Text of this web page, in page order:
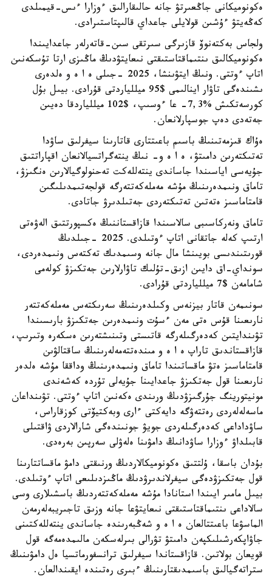
ەكونوميكانى جاڭعىرتۋ جانە حالىقارالىق ءوزارا ءىس-قيمىلدى
كەڭەيتۋ ءۇشىن قولايلى جاعداي قالىپتاستىرادى.
ولجاس بەكتەنوۆ قازىرگى سىرتقى سىن-قاتەرلەر جاعدايىندا
ەكونوميكالىق ىنتىماقتاستىقتى نىعايتۋدىڭ ماڭىزى ارتا تۇسكەنىن
اتاپ ءوتتى. ونىڭ ايتۋىنشا، 2025 -جىلى ە ا ە و ەلدەرى
ىشىندەگى تاۋار اينالىمى $95 ميللياردتى قۇرادى. بيىل بۇل
كورسەتكىش %7,3- عا ءوسىپ، $102 ميللياردقا دەيىن
جەتەدى دەپ جوسپارلانعان.
ەۇاك قىزمەتىنىڭ باسىم باعىتتارى قاتارىنا سيفرلىق ساۋدا
تەتىكتەرىن دامىتۋ، ە ا ە و- نىڭ ينتەگراتسيالانعان اقپاراتتىق
جۇيەسى اياسىندا جاساندى ينتەللەكت تەحنولوگيالارىن ەنگىزۋ،
تاماق ونىمدەرىنىڭ مۇشە مەملەكەتتەرگە قولجەتىمدىلىگىن
قامتاماسىز ەتەتىن تەتىكتەردى جەتىلدىرۋ جاتادى.
تاماق ونەركاسىبى سالاسىندا قازاقستاننىڭ ەكسپورتتىق الەۋەتى
ارتىپ كەلە جاتقانى اتاپ ءوتىلدى. 2025 -جىلدىڭ
قورىتىندىسى بويىنشا مال جانە وسىمدىك تەكتەس ونىمدەردى،
سونداي-اق دايىن ازىق-تۇلىك تاۋارلارىن جەتكىزۋ كولەمى
شامامەن $7 ميللياردتى قۇرادى.
سونىمەن قاتار بيزنەس وكىلدەرىنىڭ سەرىكتەس مەملەكەتتەر
نارىعىنا قۇس ەتى مەن ءسۇت ونىمدەرىن جەتكىزۋ بارىسىندا
تۋىندايتىن كەدەرگىلەرگە قاتىستى وتىنىشتەرىن ەسكەرە وتىرىپ،
قازاقستاندىق تاراپ ە ا ە و مىندەتتەمەلەرىنىڭ ساقتالۋىن
قامتاماسىز ەتۋ ماقساتىندا تاماق ونىمدەرىنىڭ وداققا مۇشە ەلدەر
نارىعىنا قول جەتكىزۋ جاعدايىنا جۇيەلى تۇردە كەشەندى
مونيتورينگ جۇرگىزۋدىڭ ورىندى ەكەنىن اتاپ ءوتتى. تۋىنداعان
ماسەلەلەردى رەتتەۋگە دايەكتى ءارى وبەكتيۆتى كوزقاراس،
ساۋداداعى كەدەرگىلەردى جويۋ جونىندەگى شارالاردى ۋاقتىلى
قابىلداۋ ءوزارا ساۋدانىڭ دامۋىنا ەلەۋلى سەرپىن بەرەدى.
بۇدان باسقا، ۇلتتىق ەكونوميكالاردىڭ ورنىقتى دامۋ ماقساتتارىنا
قول جەتكىزۋدەگى سيفرلاندىرۋدىڭ ماڭىزدىلىعى اتاپ ءوتىلدى.
بيىل مامىر ايىندا استانادا مۇشە مەملەكەتتەردىڭ باسشىلارى وسى
سالاداعى ىنتىماقتاستىقتى نىعايتۋعا جانە وزىق تاجىريبەلەرمەن
الماسۋعا باعىتتالعان ە ا ە و شەڭبەرىندە جاساندى ينتەللەكتىنى
جاۋاپكەرشىلىكپەن دامىتۋ تۋرالى بىرلەسكەن مالىمدەمەگە قول
قويعان بولاتىن. قازاقستاندا سيفرلىق ترانسفورماتسيا ەل دامۋىنىڭ
ستراتەگيالىق باسىمدىقتارىنىڭ ءبىرى رەتىندە ايقىندالعان.